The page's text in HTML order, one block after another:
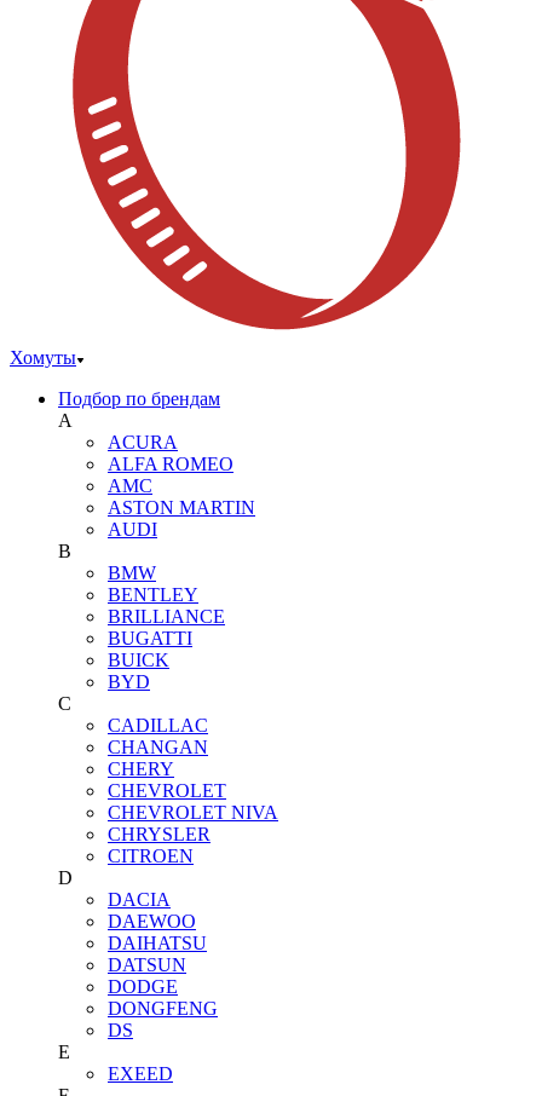
Хомуты
Подбор по брендам
A
ACURA
ALFA ROMEO
AMC
ASTON MARTIN
AUDI
B
BMW
BENTLEY
BRILLIANCE
BUGATTI
BUICK
BYD
C
CADILLAC
CHANGAN
CHERY
CHEVROLET
CHEVROLET NIVA
CHRYSLER
CITROEN
D
DACIA
DAEWOO
DAIHATSU
DATSUN
DODGE
DONGFENG
DS
E
EXEED